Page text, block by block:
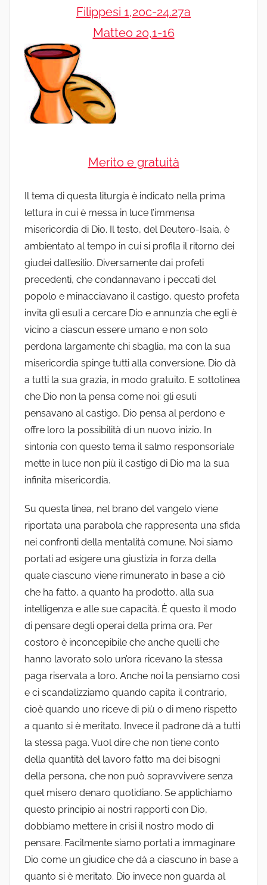
Filippesi 1,20c-24.27a
Matteo 20,1-16
Merito e gratuità
Il tema di questa liturgia è indicato nella prima
lettura in cui è messa in luce l’immensa
misericordia di Dio. Il testo, del Deutero-Isaia, è
ambientato al tempo in cui si profila il ritorno dei
giudei dall’esilio. Diversamente dai profeti
precedenti, che condannavano i peccati del
popolo e minacciavano il castigo, questo profeta
invita gli esuli a cercare Dio e annunzia che egli è
vicino a ciascun essere umano e non solo
perdona largamente chi sbaglia, ma con la sua
misericordia spinge tutti alla conversione. Dio dà
a tutti la sua grazia, in modo gratuito. E sottolinea
che Dio non la pensa come noi: gli esuli
pensavano al castigo, Dio pensa al perdono e
offre loro la possibilità di un nuovo inizio. In
sintonia con questo tema il salmo responsoriale
mette in luce non più il castigo di Dio ma la sua
infinita misericordia.
Su questa linea, nel brano del vangelo viene
riportata una parabola che rappresenta una sfida
nei confronti della mentalità comune. Noi siamo
portati ad esigere una giustizia in forza della
quale ciascuno viene rimunerato in base a ciò
che ha fatto, a quanto ha prodotto, alla sua
intelligenza e alle sue capacità. È questo il modo
di pensare degli operai della prima ora. Per
costoro è inconcepibile che anche quelli che
hanno lavorato solo un’ora ricevano la stessa
paga riservata a loro. Anche noi la pensiamo così
e ci scandalizziamo quando capita il contrario,
cioè quando uno riceve di più o di meno rispetto
a quanto si è meritato. Invece il padrone dà a tutti
la stessa paga. Vuol dire che non tiene conto
della quantità del lavoro fatto ma dei bisogni
della persona, che non può sopravvivere senza
quel misero denaro quotidiano. Se applichiamo
questo principio ai nostri rapporti con Dio,
dobbiamo mettere in crisi il nostro modo di
pensare. Facilmente siamo portati a immaginare
Dio come un giudice che dà a ciascuno in base a
quanto si è meritato. Dio invece non guarda al